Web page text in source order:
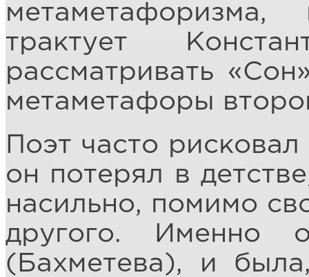
трактует
рассматривать
метаметафоры
Поэт часто
он потерял в
насильно, помимо
другого. Именно
(Бахметева), и